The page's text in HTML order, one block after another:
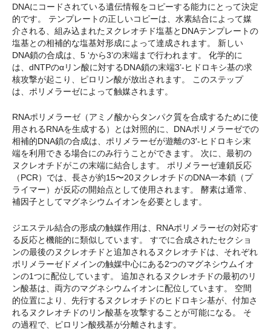
DNAにコードされている遺伝情報をコピーする能力にとって決定
的です。 テンプレートの正しいコピーは、水素結合によって媒
介される、組み込まれたヌクレオチド塩基とDNAテンプレートの
塩基との相補的な塩基対形成によって達成されます。 新しい
DNA鎖の合成は、5 ‘から3’の末端まで行われます。 化学的に
は、dNTPのαリン酸に対するDNA鎖の末端3’-ヒドロキシ基の求
核攻撃が起こり、ピロリン酸が放出されます。 このステップ
は、ポリメラーゼによって触媒されます。
RNAポリメラーゼ（アミノ酸からタンパク質を合成するために使
用されるRNAを生成する）とは対照的に、DNAポリメラーゼでの
相補的DNA鎖の合成は、ポリメラーゼが遊離の3′-ヒドロキシ末
端を利用できる場合にのみ行うことができます。 次に、最初の
ヌクレオチドがこの末端に結合します。 ポリメラーゼ連鎖反応
（PCR）では、長さが約15〜20ヌクレオチドのDNA一本鎖（プ
ライマー）が反応の開始点として使用されます。 酵素は通常、
補因子としてマグネシウムイオンを必要とします。
ジエステル結合の形成の触媒作用は、RNAポリメラーゼの対応す
る反応と機能的に類似しています。 すでに合成されたセクショ
ンの最後のヌクレオチドと追加されるヌクレオチドは、それぞれ
ポリメラーゼドメインの触媒中心にある2つのマグネシウムイオ
ンの1つに配位しています。 追加されるヌクレオチドの最初のリ
ン酸基は、両方のマグネシウムイオンに配位しています。 空間
的位置により、先行するヌクレオチドのヒドロキシ基が、付加さ
れるヌクレオチドのリン酸基を攻撃することが可能になる。 そ
の過程で、ピロリン酸残基が分離されます。